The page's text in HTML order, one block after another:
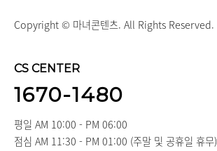
Copyright © 마녀콘텐츠. All Rights Reserved.
CS CENTER
1670-1480
평일 AM 10:00 - PM 06:00
점심 AM 11:30 - PM 01:00 (주말 및 공휴일 휴무)